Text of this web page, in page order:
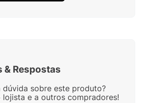
& Respostas
dúvida sobre este produto?
lojista e a outros compradores!